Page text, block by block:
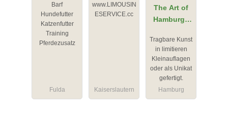
Barf
Hundefutter
Katzenfutter
Training
Pferdezusatz
Fulda
Mietwagen
BACH
www.LIMOUSIN
ESERVICE.cc
Kaiserslautern
The Art of
Hamburg -
ATELIERS
GmbH
Tragbare Kunst
in limitieren
Kleinauflagen
oder als Unikat
gefertigt.
Hamburg